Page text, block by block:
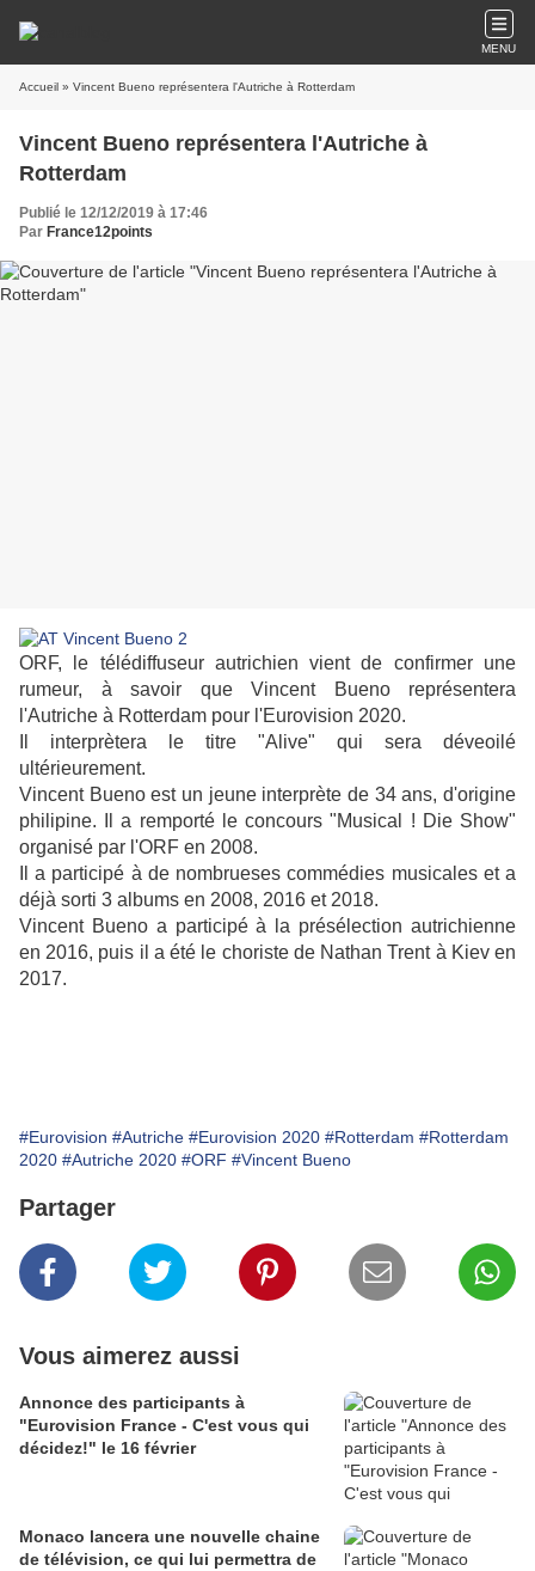
MENU
Accueil » Vincent Bueno représentera l'Autriche à Rotterdam
Vincent Bueno représentera l'Autriche à
Rotterdam
Publié le 12/12/2019 à 17:46
Par France12points
ORF, le télédiffuseur autrichien vient de confirmer une
rumeur, à savoir que Vincent Bueno représentera
l'Autriche à Rotterdam pour l'Eurovision 2020.
Il interprètera le titre "Alive" qui sera déveoilé
ultérieurement.
Vincent Bueno est un jeune interprète de 34 ans, d'origine
philipine. Il a remporté le concours "Musical ! Die Show"
organisé par l'ORF en 2008.
Il a participé à de nombrueses commédies musicales et a
déjà sorti 3 albums en 2008, 2016 et 2018.
Vincent Bueno a participé à la présélection autrichienne
en 2016, puis il a été le choriste de Nathan Trent à Kiev en
2017.
#Eurovision #Autriche #Eurovision 2020 #Rotterdam #Rotterdam
2020 #Autriche 2020 #ORF #Vincent Bueno
Partager
Vous aimerez aussi
Annonce des participants à
"Eurovision France - C'est vous qui
décidez!" le 16 février
Monaco lancera une nouvelle chaine
de télévision, ce qui lui permettra de